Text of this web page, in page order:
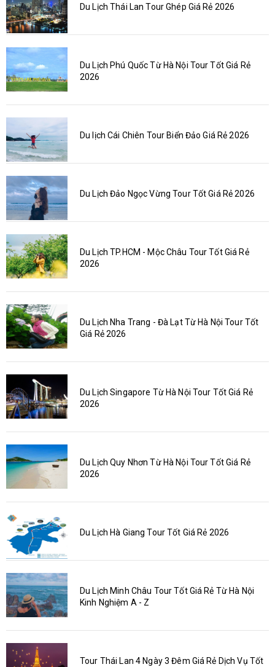
Du Lịch Thái Lan Tour Ghép Giá Rẻ 2026
Du Lịch Phú Quốc Từ Hà Nội Tour Tốt Giá Rẻ
2026
Du lịch Cái Chiên Tour Biển Đảo Giá Rẻ 2026
Du Lịch Đảo Ngọc Vừng Tour Tốt Giá Rẻ 2026
Du Lịch TP.HCM - Mộc Châu Tour Tốt Giá Rẻ
2026
Du Lịch Nha Trang - Đà Lạt Từ Hà Nội Tour Tốt
Giá Rẻ 2026
Du Lịch Singapore Từ Hà Nội Tour Tốt Giá Rẻ
2026
Du Lịch Quy Nhơn Từ Hà Nội Tour Tốt Giá Rẻ
2026
Du Lịch Hà Giang Tour Tốt Giá Rẻ 2026
Du Lịch Minh Châu Tour Tốt Giá Rẻ Từ Hà Nội
Kinh Nghiệm A - Z
Tour Thái Lan 4 Ngày 3 Đêm Giá Rẻ Dịch Vụ Tốt